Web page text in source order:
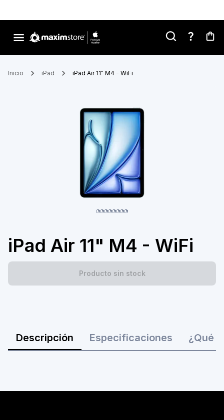
Inicio iPad iPad Air 11" M4 - WiFi
iPad Air 11" M4 - WiFi
Producto sin stock
Descripción Especificaciones ¿Qué